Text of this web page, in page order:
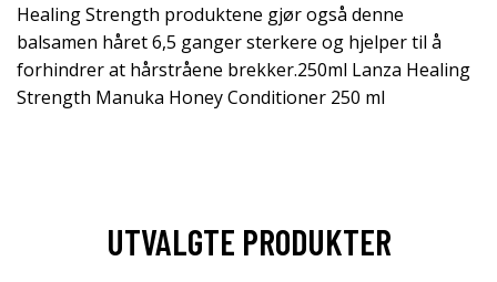
Healing Strength produktene gjør også denne
balsamen håret 6,5 ganger sterkere og hjelper til å
forhindrer at hårstråene brekker.250ml Lanza Healing
Strength Manuka Honey Conditioner 250 ml
UTVALGTE PRODUKTER